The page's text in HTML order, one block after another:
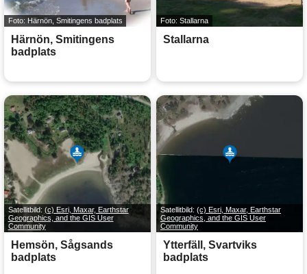
Foto: Härnön, Smitingens badplats
Härnön, Smitingens
badplats
Foto: Stallarna
Stallarna
Satellitbild: (c) Esri, Maxar, Earthstar
Geographics, and the GIS User
Community
Hemsön, Sågsands
badplats
Satellitbild: (c) Esri, Maxar, Earthstar
Geographics, and the GIS User
Community
Ytterfäll, Svartviks
badplats